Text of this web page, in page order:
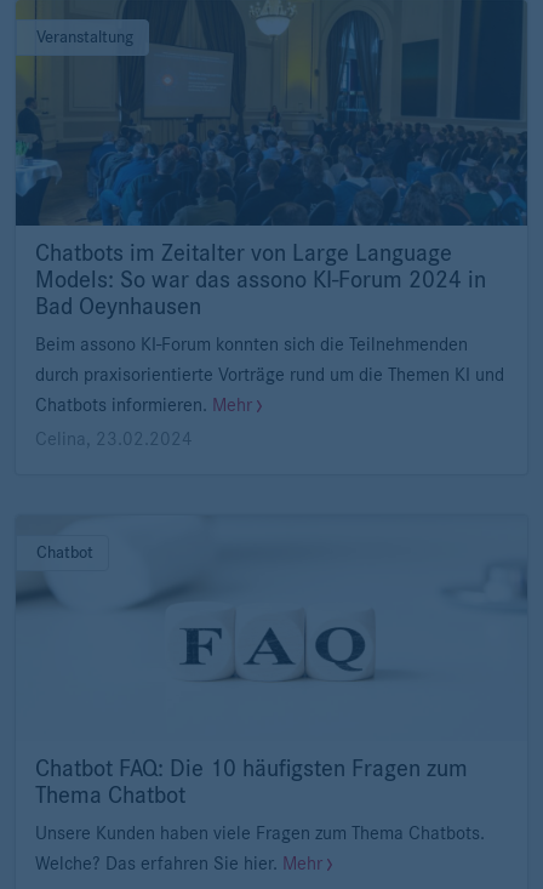
Veranstaltung
Chatbots im Zeitalter von Large Language
Models: So war das assono KI-Forum 2024 in
Bad Oeynhausen
Beim assono KI-Forum konnten sich die Teilnehmenden
durch praxisorientierte Vorträge rund um die Themen KI und
Chatbots informieren. Mehr
Celina
23.02.2024
Chatbot
Chatbot FAQ: Die 10 häufigsten Fragen zum
Thema Chatbot
Unsere Kunden haben viele Fragen zum Thema Chatbots.
Welche? Das erfahren Sie hier. Mehr